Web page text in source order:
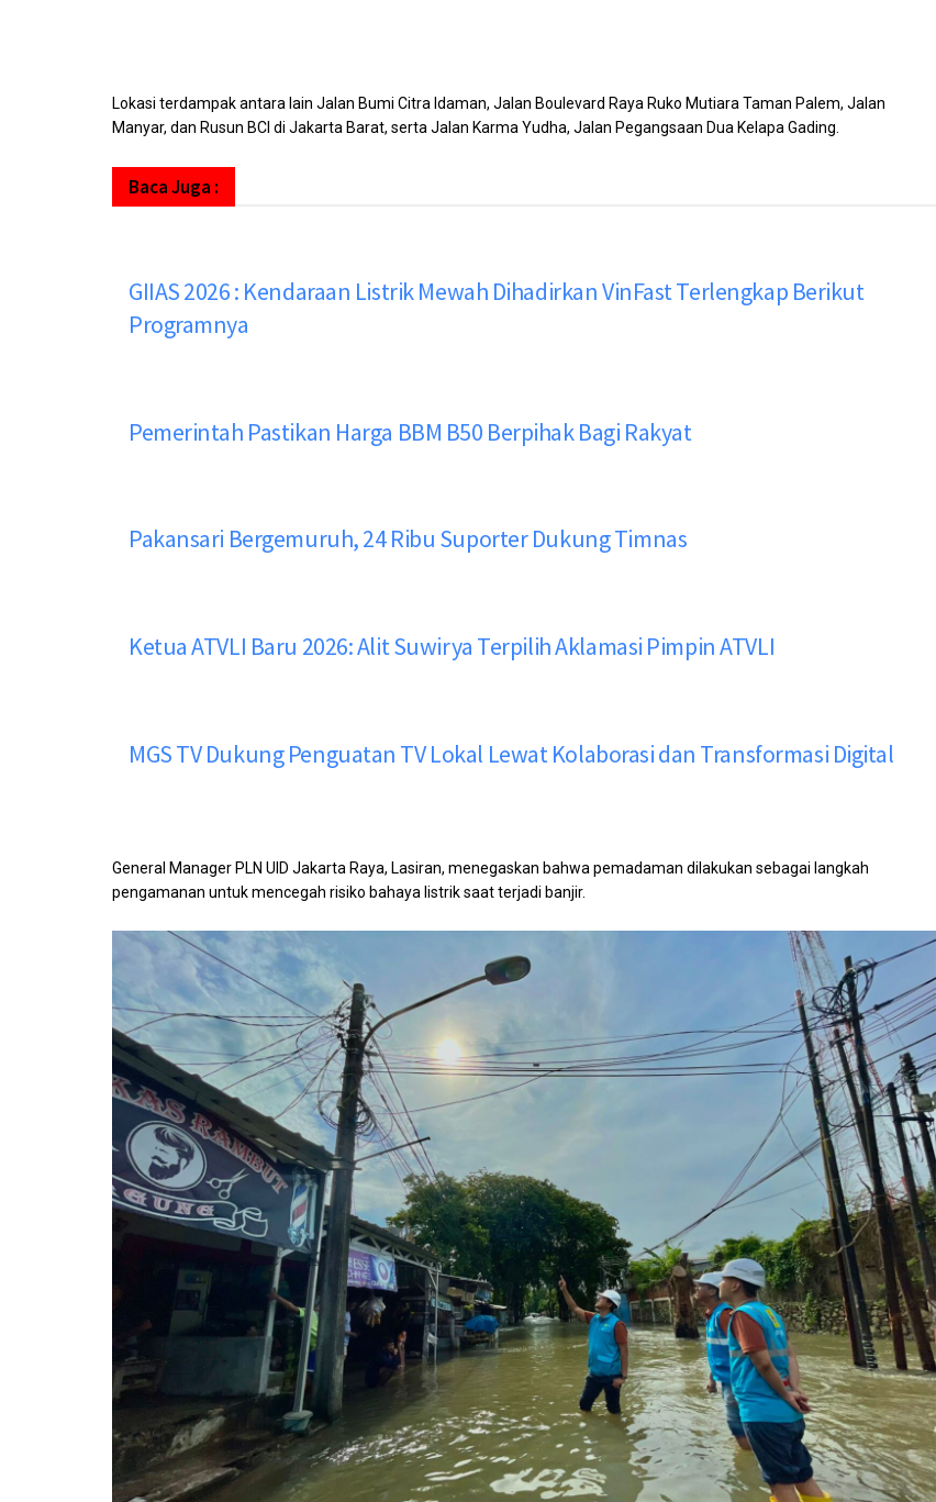
Lokasi terdampak antara lain Jalan Bumi Citra Idaman, Jalan Boulevard Raya Ruko Mutiara Taman Palem, Jalan
Manyar, dan Rusun BCI di Jakarta Barat, serta Jalan Karma Yudha, Jalan Pegangsaan Dua Kelapa Gading.
Baca Juga :
GIIAS 2026 : Kendaraan Listrik Mewah Dihadirkan VinFast Terlengkap Berikut
Programnya
Pemerintah Pastikan Harga BBM B50 Berpihak Bagi Rakyat
Pakansari Bergemuruh, 24 Ribu Suporter Dukung Timnas
Ketua ATVLI Baru 2026: Alit Suwirya Terpilih Aklamasi Pimpin ATVLI
MGS TV Dukung Penguatan TV Lokal Lewat Kolaborasi dan Transformasi Digital
General Manager PLN UID Jakarta Raya, Lasiran, menegaskan bahwa pemadaman dilakukan sebagai langkah
pengamanan untuk mencegah risiko bahaya listrik saat terjadi banjir.